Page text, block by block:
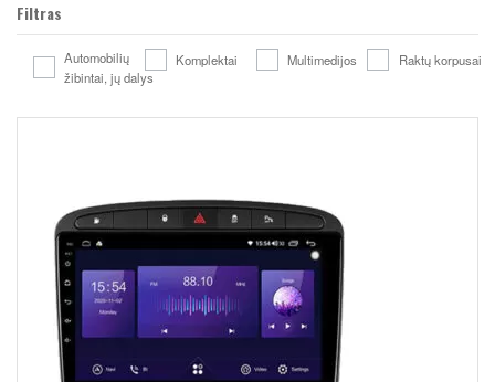
Filtras
Automobilių
žibintai, jų dalys
Komplektai Multimedijos Raktų korpusai